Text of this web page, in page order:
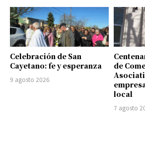
Celebración de San
Cayetano: fe y esperanza
9 agosto 2026
de
local
7 agosto